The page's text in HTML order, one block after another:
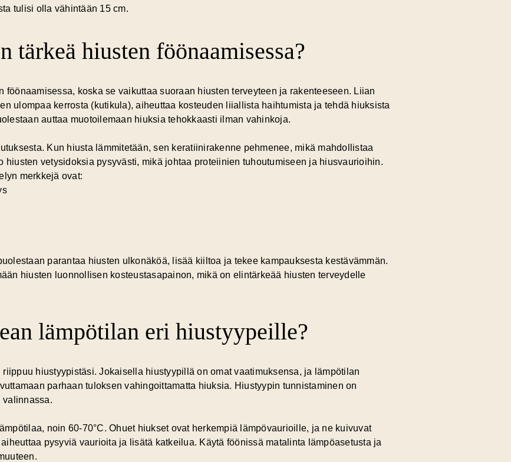
tulisi olla vähintään 15 cm.
hiusten föönaamisessa?
föönaamisessa, koska se vaikuttaa suoraan hiusten terveyteen ja rakenteeseen. Liian
ulompaa kerrosta (kutikula), aiheuttaa kosteuden liiallista haihtumista ja tehdä hiuksista
auttaa muotoilemaan hiuksia tehokkaasti ilman vahinkoja.
Kun hiusta lämmitetään, sen keratiinirakenne pehmenee, mikä mahdollistaa
hiusten vetysidoksia pysyvästi, mikä johtaa proteiinien tuhoutumiseen ja hiusvaurioihin.
merkkejä ovat:
parantaa hiusten ulkonäköä, lisää kiiltoa ja tekee kampauksesta kestävämmän.
hiusten luonnollisen kosteustasapainon, mikä on elintärkeää hiusten terveydelle
lämpötilan eri hiustyypeille?
hiustyypistäsi. Jokaisella hiustyypillä on omat vaatimuksensa, ja lämpötilan
parhaan tuloksen vahingoittamatta hiuksia. Hiustyypin tunnistaminen on
valinnassa.
noin 60-70°C. Ohuet hiukset ovat herkempiä lämpövaurioille, ja ne kuivuvat
pysyviä vaurioita ja lisätä katkeilua. Käytä föönissä matalinta lämpöasetusta ja